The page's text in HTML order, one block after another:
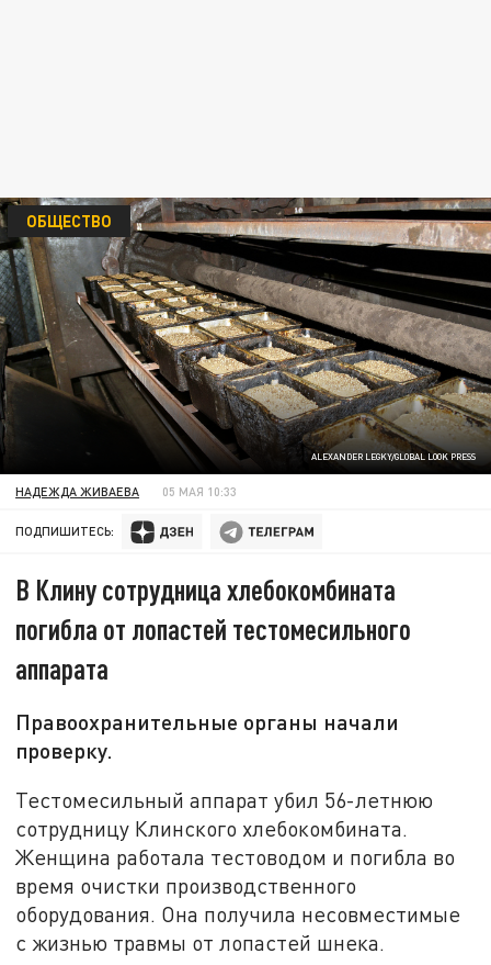
ALEXANDER LEGKY/GLOBAL LOOK PRESS
ОБЩЕСТВО
НАДЕЖДА ЖИВАЕВА 05 МАЯ 10:33
ПОДПИШИТЕСЬ:
В Клину сотрудница хлебокомбината
погибла от лопастей тестомесильного
аппарата
Правоохранительные органы начали
проверку.
Тестомесильный аппарат убил 56-летнюю
сотрудницу Клинского хлебокомбината.
Женщина работала тестоводом и погибла во
время очистки производственного
оборудования. Она получила несовместимые
с жизнью травмы от лопастей шнека.